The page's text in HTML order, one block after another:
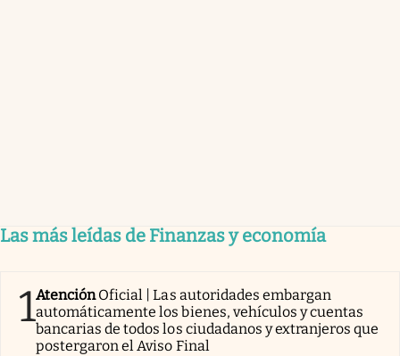
Las más leídas de Finanzas y economía
1AtenciónOficial | Las autoridades embargan
automáticamente los bienes, vehículos y cuentas
bancarias de todos los ciudadanos y extranjeros que
postergaron el Aviso Final